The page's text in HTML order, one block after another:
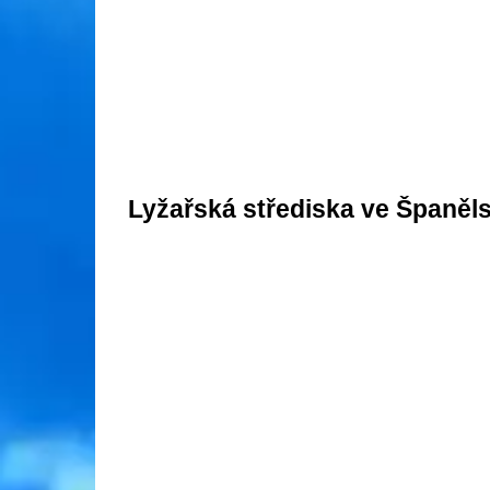
Lyžařská střediska ve